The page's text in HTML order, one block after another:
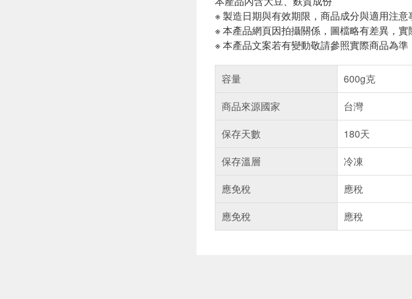
※ 製造日期與有效期限，商品成分與適用注
※ 本產品網頁因拍攝關係，圖檔略有差異，
※ 本產品文案若有變動敬請參照實際商品為準
容量
600g克
商品來源國家
台灣
保存天數
180天
保存溫層
冷凍
應免稅
應稅
應免稅
應稅